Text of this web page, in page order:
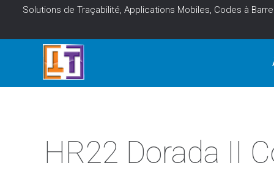
Solutions de Traçabilité, Applications Mobiles, Codes à
HR22 Dorada II